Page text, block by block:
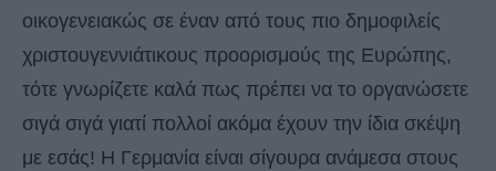
οικογενειακώς σε έναν από τους πιο δημοφιλείς
χριστουγεννιάτικους προορισμούς της Ευρώπης,
τότε γνωρίζετε καλά πως πρέπει να το οργανώσετε
σιγά σιγά γιατί πολλοί ακόμα έχουν την ίδια σκέψη
με εσάς! Η Γερμανία είναι σίγουρα ανάμεσα στους